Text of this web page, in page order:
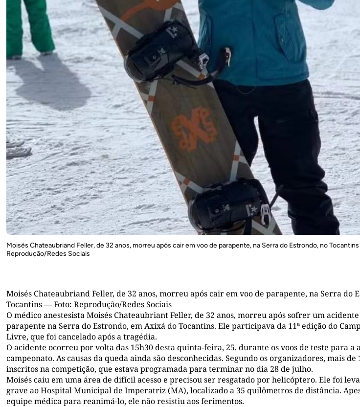
Moisés Chateaubriand Feller, de 32 anos, morreu após cair em voo de parapente, na Serra do Estrondo, no
Reprodução/Redes Sociais
Moisés Chateaubriand Feller, de 32 anos, morreu após cair em voo de parapente, na Serra do
Tocantins — Foto: Reprodução/Redes Sociais
O médico anestesista Moisés Chateaubriant Feller, de 32 anos, morreu após sofrer um
parapente na Serra do Estrondo, em Axixá do Tocantins. Ele participava da 11ª edição do
Livre, que foi cancelado após a tragédia.
O acidente ocorreu por volta das 15h30 desta quinta-feira, 25, durante os voos de teste para a
campeonato. As causas da queda ainda são desconhecidas. Segundo os organizadores, mais
inscritos na competição, que estava programada para terminar no dia 28 de julho.
Moisés caiu em uma área de difícil acesso e precisou ser resgatado por helicóptero. Ele foi
grave ao Hospital Municipal de Imperatriz (MA), localizado a 35 quilômetros de distância.
equipe médica para reanimá-lo, ele não resistiu aos ferimentos.